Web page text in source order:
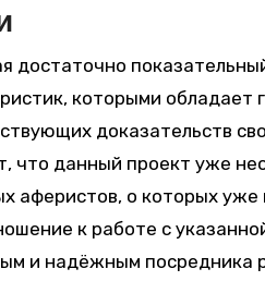
достаточно
которыми обладает
доказательств
что данный проект уже
аферистов, о которых
к работе с
и надёжным посредника